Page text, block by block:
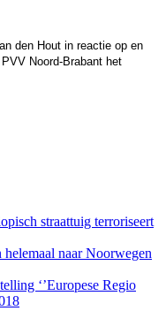
den Hout in reactie op en
Noord-Brabant het
straattuig terroriseert
naar Noorwegen
‘’Europese Regio